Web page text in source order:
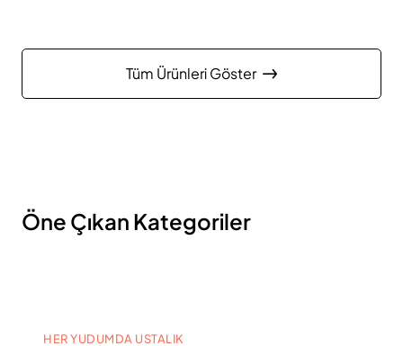
Tüm Ürünleri Göster
Öne Çıkan Kategoriler
HER YUDUMDA USTALIK